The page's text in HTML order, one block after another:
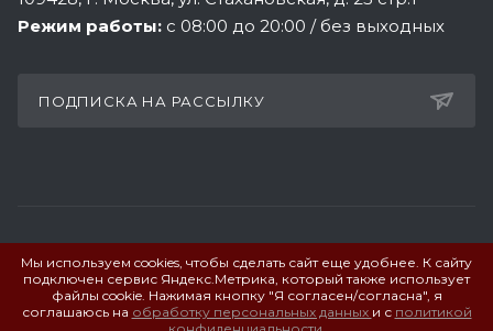
Режим работы: с 08:00 до 20:00 / без выходных
ПОДПИСКА НА РАССЫЛКУ
ПОЛИТИКА КОНФИДЕНЦИАЛЬНОСТИ
© 2026 Фристайл Технолоджи. Все права защищены.
Мы используем cookies, чтобы сделать сайт еще удобнее. К сайту
подключен сервис Яндекс.Метрика, который также использует
файлы cookie. Нажимая кнопку "Я согласен/согласна", я
соглашаюсь на обработку персональных данных и с политикой